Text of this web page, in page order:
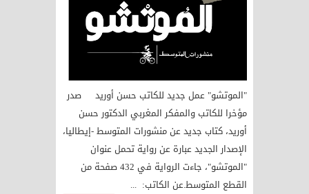
"الموتشو" عمل جديد للكاتب حسن أوريد صدر
مؤخرا للكاتب والمفكر المغربي الدكتور حسن
أوريد، كتاب جديد عن منشورات المتوسط -إيطاليا،
الإصدار الجديد عبارة عن رواية تحمل عنوان
"الموتشو"، جاءت الرواية في 432 صفحة من
القطع المتوسط.عن الكاتب: ...